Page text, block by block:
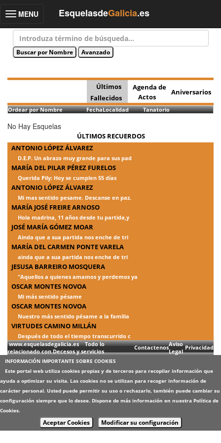
Toggle
MENU EsquelasdeGalicia.es
Últimos
Fallecidos
Agenda de
Actos
Aniversarios
Ordear por Nombre FechaLocalidad Tanatorio
No Hay Esquelas
ÚLTIMOS RECUERDOS
ANTONIO LÓPEZ ÁLVAREZ
D.E.P. Un abrazo muy grande para sus pad
MARÍA DEL PILAR PÉREZ FURELOS
Querida Pily: Hoy se cumplen 55 días
ANTONIO LÓPEZ ÁLVAREZ
Mi mas sentido pesame. Descanse en paz.
MARÍA JOSÉ FREIRE ARNOSO
Hola madrina, 11 años desde tu partida,y
JOSÉ MARÍA GÓMEZ MOAR
Ainda que a sua partida nos enche de tri
MARÍA DEL CARMEN PONTE VARELA
ainda que a sua partida nos enche de tri
JESUSA BARREIRO MOSQUERA
"Aquellos a quienes amamos y perdemos ya
OSCAR MONTES NOVOA
Mi más sentido pésame
OSCAR MONTES NOVOA
Nuestro más sentido pésame a la familia
VIRTUDES CAMINO MILLÁN
Después de todo el tiempo transcurrido c
www.esquelasdegalicia.es Todo lo
relacionado con Decesos y servicios
ContactenosAviso
Legal
Privacidad
INFORMACIÓN IMPORTANTE SOBRE COOKIES
Este portal web utiliza cookies propias y de terceros para recopilar información que
ayuda a optimizar su visita. Las cookies no se utilizan para recoger información de
carácter personal. Usted puede permitir su uso o rechazarlo, también puede cambiar su
configuración siempre que lo desee. Dispone de más información en nuestra Política de
Cookies.